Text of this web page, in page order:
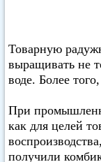
Товарную
выращивать не
воде. Более
При
как для целей
получили